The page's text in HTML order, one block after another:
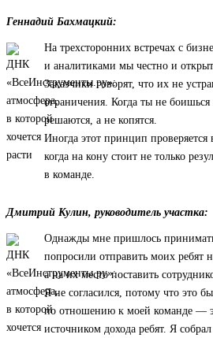
Геннадий Бахмацкий:
На трехсторонних встречах с
и аналитиками мы честно и
Заказчики говорят, что их не
ограничения. Когда ты не боишься
решаются, а не копятся.
Иногда этот принцип проверяется
когда на кону стоит не только
в команде.
Дмитрий Кулин, руководитель участка:
Однажды мне пришлось
попросили отправить моих ребят
а на их место поставить
Я не согласился, потому что это
по отношению к моей команде —
источником дохода ребят. Я